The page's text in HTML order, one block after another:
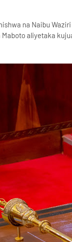
na Naibu
Maboto aliyetaka